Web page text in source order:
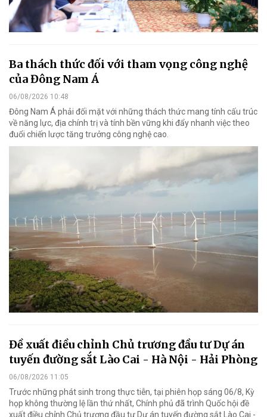
Ba thách thức đối với tham vọng công nghệ
của Đông Nam Á
06/08/2026 10:48
Đông Nam Á phải đối mặt với những thách thức mang tính cấu trúc
về năng lực, địa chính trị và tính bền vững khi đẩy nhanh việc theo
đuổi chiến lược tăng trưởng công nghệ cao.
Đề xuất điều chỉnh Chủ trương đầu tư Dự án
tuyến đường sắt Lào Cai - Hà Nội - Hải Phòng
06/08/2026 11:05
Trước những phát sinh trong thực tiễn, tại phiên họp sáng 06/8, Kỳ
họp không thường lệ lần thứ nhất, Chính phủ đã trình Quốc hội đề
xuất điều chỉnh Chủ trương đầu tư Dự án tuyến đường sắt Lào Cai -